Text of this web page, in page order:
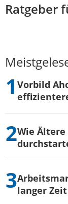
Ratgeber
Vorbild
Wie
langer